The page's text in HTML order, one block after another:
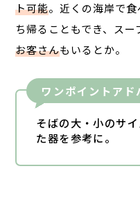
ト可能。近くの海岸で
ち帰ることもでき、ス
お客さんもいるとか。
ワンポイントアド
そばの大・小のサ
た器を参考に。